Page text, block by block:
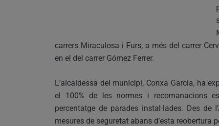
carrers Miraculosa i Furs, a més del carrer
en el del carrer Gómez Ferrer.
L’alcaldessa del municipi, Conxa Garcia, ha
el 100% de les normes i recomanacions
percentatge de parades instal·lades. Des
mesures de seguretat abans d’esta reobertura